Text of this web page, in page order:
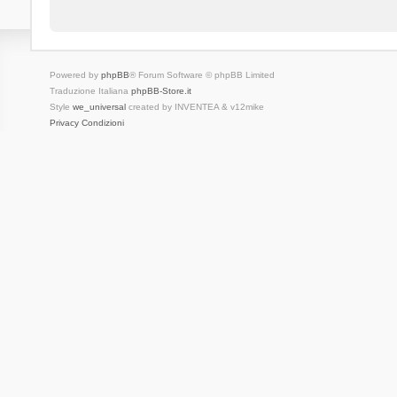
Powered by phpBB® Forum Software © phpBB Limited
Traduzione Italiana phpBB-Store.it
Style we_universalcreated by INVENTEA & v12mike
Privacy Condizioni